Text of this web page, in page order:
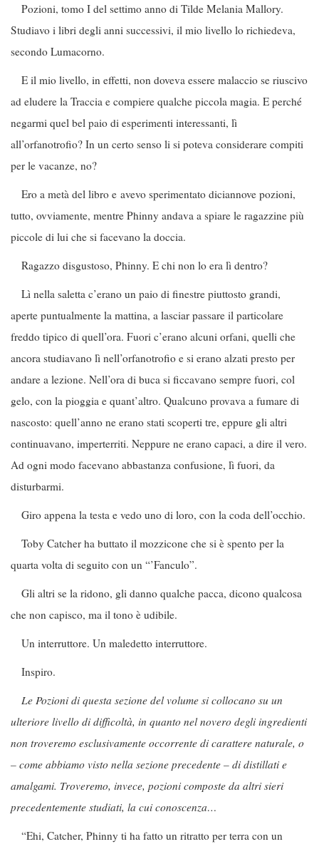
Pozioni, tomo I del settimo anno di Tilde Melania Mallory.
Studiavo i libri degli anni successivi, il mio livello lo richiedeva,
secondo Lumacorno.
E il mio livello, in effetti, non doveva essere malaccio se riuscivo
ad eludere la Traccia e compiere qualche piccola magia. E perché
negarmi quel bel paio di esperimenti interessanti, lì
all’orfanotrofio? In un certo senso li si poteva considerare compiti
per le vacanze, no?
Ero a metà del libro e avevo sperimentato diciannove pozioni,
tutto, ovviamente, mentre Phinny andava a spiare le ragazzine più
piccole di lui che si facevano la doccia.
Ragazzo disgustoso, Phinny. E chi non lo era lì dentro?
Lì nella saletta c’erano un paio di finestre piuttosto grandi,
aperte puntualmente la mattina, a lasciar passare il particolare
freddo tipico di quell’ora. Fuori c’erano alcuni orfani, quelli che
ancora studiavano lì nell’orfanotrofio e si erano alzati presto per
andare a lezione. Nell’ora di buca si ficcavano sempre fuori, col
gelo, con la pioggia e quant’altro. Qualcuno provava a fumare di
nascosto: quell’anno ne erano stati scoperti tre, eppure gli altri
continuavano, imperterriti. Neppure ne erano capaci, a dire il vero.
Ad ogni modo facevano abbastanza confusione, lì fuori, da
disturbarmi.
Giro appena la testa e vedo uno di loro, con la coda dell’occhio.
Toby Catcher ha buttato il mozzicone che si è spento per la
quarta volta di seguito con un “’Fanculo”.
Gli altri se la ridono, gli danno qualche pacca, dicono qualcosa
che non capisco, ma il tono è udibile.
Un interruttore. Un maledetto interruttore.
Inspiro.
Le Pozioni di questa sezione del volume si collocano su un
ulteriore livello di difficoltà, in quanto nel novero degli ingredienti
non troveremo esclusivamente occorrente di carattere naturale, o
– come abbiamo visto nella sezione precedente – di distillati e
amalgami. Troveremo, invece, pozioni composte da altri sieri
precedentemente studiati, la cui conoscenza…
“Ehi, Catcher, Phinny ti ha fatto un ritratto per terra con un